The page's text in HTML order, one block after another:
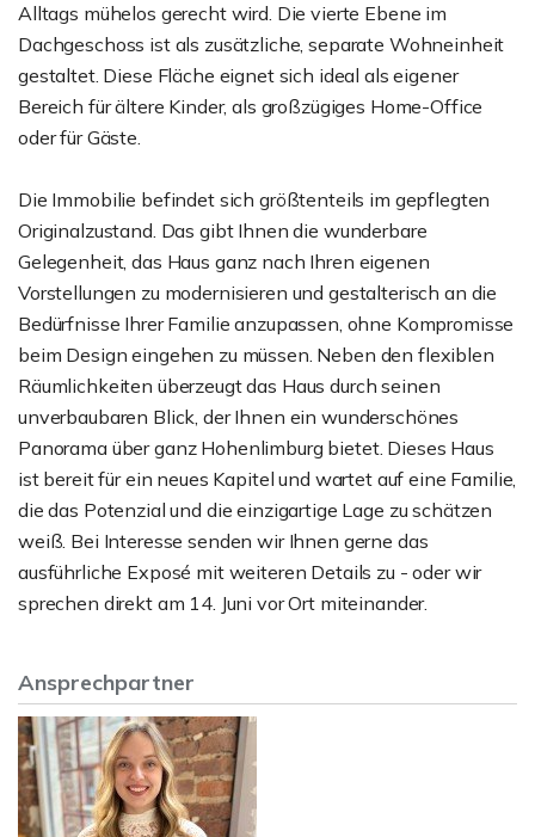
Alltags mühelos gerecht wird. Die vierte Ebene im
Dachgeschoss ist als zusätzliche, separate Wohneinheit
gestaltet. Diese Fläche eignet sich ideal als eigener
Bereich für ältere Kinder, als großzügiges Home-Office
oder für Gäste.
Die Immobilie befindet sich größtenteils im gepflegten
Originalzustand. Das gibt Ihnen die wunderbare
Gelegenheit, das Haus ganz nach Ihren eigenen
Vorstellungen zu modernisieren und gestalterisch an die
Bedürfnisse Ihrer Familie anzupassen, ohne Kompromisse
beim Design eingehen zu müssen. Neben den flexiblen
Räumlichkeiten überzeugt das Haus durch seinen
unverbaubaren Blick, der Ihnen ein wunderschönes
Panorama über ganz Hohenlimburg bietet. Dieses Haus
ist bereit für ein neues Kapitel und wartet auf eine Familie,
die das Potenzial und die einzigartige Lage zu schätzen
weiß. Bei Interesse senden wir Ihnen gerne das
ausführliche Exposé mit weiteren Details zu - oder wir
sprechen direkt am 14. Juni vor Ort miteinander.
Ansprechpartner